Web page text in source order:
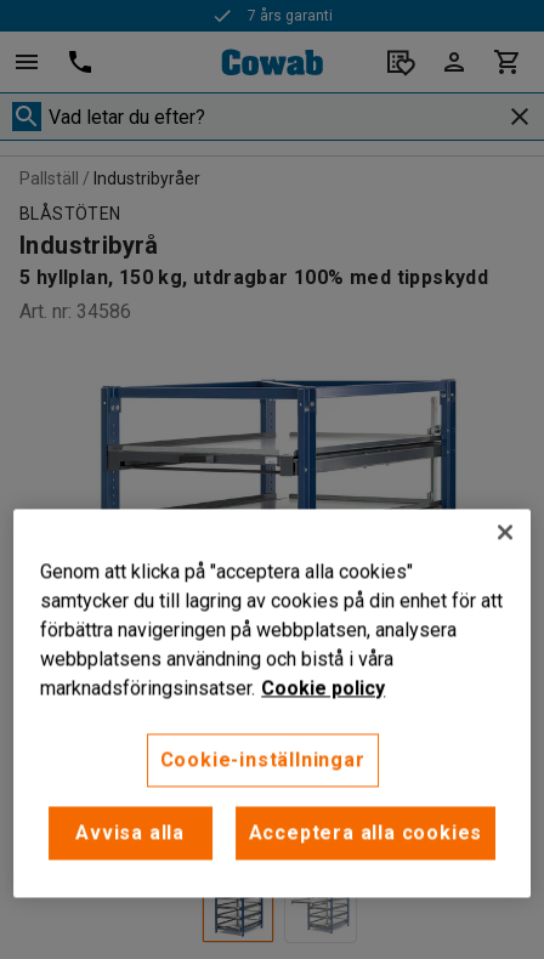
7 års garanti
Pallställ
Industribyråer
BLÅSTÖTEN
Industribyrå
5 hyllplan, 150 kg, utdragbar 100% med tippskydd
Art. nr: 34586
Genom att klicka på "acceptera alla cookies"
samtycker du till lagring av cookies på din enhet för att
förbättra navigeringen på webbplatsen, analysera
webbplatsens användning och bistå i våra
marknadsföringsinsatser. Cookie policy
Cookie-inställningar
Avvisa alla Acceptera alla cookies